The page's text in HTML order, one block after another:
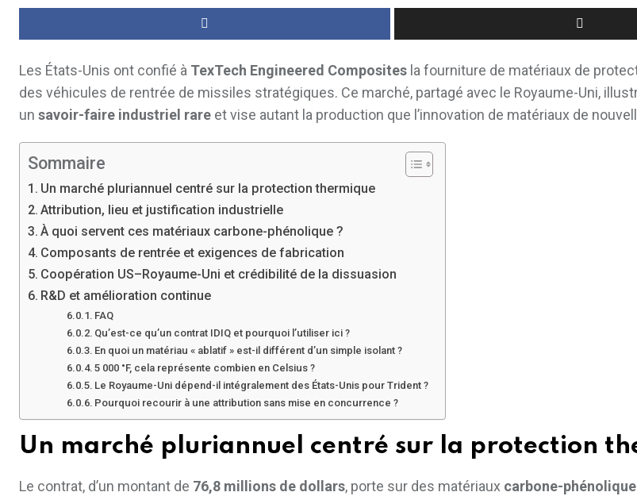
Les États-Unis ont confié à TexTech Engineered Composites la fourniture de matériaux de
des véhicules de rentrée de missiles stratégiques. Ce marché, partagé avec le Royaume-Uni,
un savoir-faire industriel rare et vise autant la production que l’innovation de matériaux de
Sommaire
Un marché pluriannuel centré sur la protection thermique
Attribution, lieu et justification industrielle
À quoi servent ces matériaux carbone-phénolique ?
Composants de rentrée et exigences de fabrication
Coopération US–Royaume-Uni et crédibilité de la dissuasion
R&D et amélioration continue
FAQ
Qu’est-ce qu’un contrat IDIQ et pourquoi l’utiliser ici ?
En quoi un matériau « ablatif » est-il différent d’un simple isolant ?
5 000 °F, cela représente combien en Celsius ?
Le Royaume-Uni dépend-il intégralement des États-Unis pour Trident ?
Pourquoi recourir à une attribution sans mise en concurrence ?
Un marché pluriannuel centré sur la protection
Le contrat, d’un montant de 76,8 millions de dollars, porte sur des matériaux carbone-phénolique